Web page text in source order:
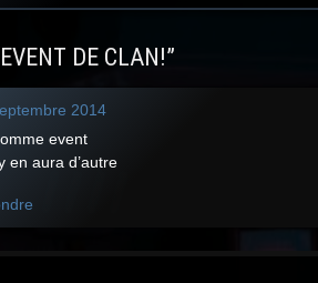
EVENT DE CLAN!”
2014
event
en aura d’autre